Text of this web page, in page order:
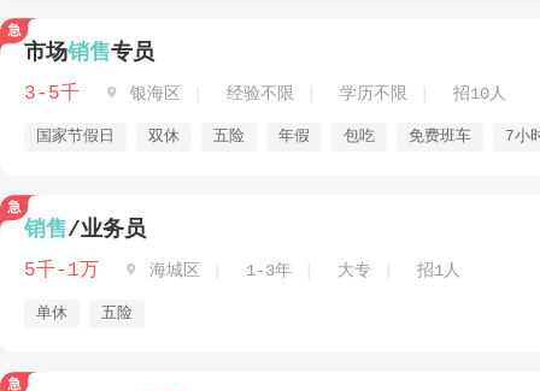
市场销售专员
3-5千  银海区 经验不限 学历不限 招10人
国家节假日 双休 五险 年假 包吃 免费班车 7小
销售/业务员
5千-1万  海城区 1-3年 大专 招1人
单休 五险